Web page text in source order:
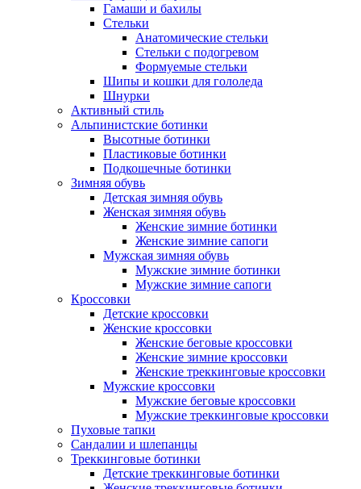
Гамаши и бахилы
Стельки
Анатомические стельки
Стельки с подогревом
Формуемые стельки
Шипы и кошки для гололеда
Шнурки
Активный стиль
Альпинистские ботинки
Высотные ботинки
Пластиковые ботинки
Подкошечные ботинки
Зимняя обувь
Детская зимняя обувь
Женская зимняя обувь
Женские зимние ботинки
Женские зимние сапоги
Мужская зимняя обувь
Мужские зимние ботинки
Мужские зимние сапоги
Кроссовки
Детские кроссовки
Женские кроссовки
Женские беговые кроссовки
Женские зимние кроссовки
Женские треккинговые кроссовки
Мужские кроссовки
Мужские беговые кроссовки
Мужские треккинговые кроссовки
Пуховые тапки
Сандалии и шлепанцы
Треккинговые ботинки
Детские треккинговые ботинки